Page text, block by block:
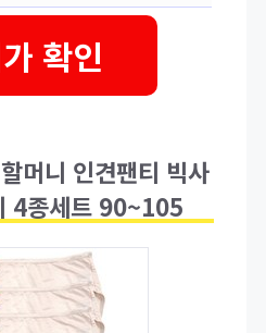
확인
머니 인견팬티 빅사
4종세트 90~105